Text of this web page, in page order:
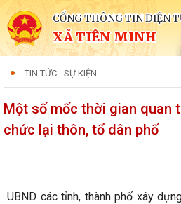
CỔNG THÔNG TIN ĐIỆN
XÃ TIÊN MINH
TIN TỨC - SỰ KIỆN
Một số mốc thời gian quan
chức lại thôn, tổ dân phố
UBND các tỉnh, thành phố xây